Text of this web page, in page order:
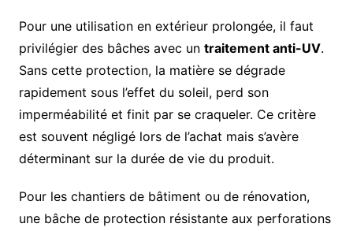
Pour une utilisation en extérieur prolongée, il faut
privilégier des bâches avec un traitement anti-UV.
Sans cette protection, la matière se dégrade
rapidement sous l’effet du soleil, perd son
imperméabilité et finit par se craqueler. Ce critère
est souvent négligé lors de l’achat mais s’avère
déterminant sur la durée de vie du produit.
Pour les chantiers de bâtiment ou de rénovation,
une bâche de protection résistante aux perforations